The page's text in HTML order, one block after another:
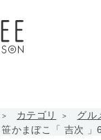
カテゴリ グル
かまぼこ「 吉次